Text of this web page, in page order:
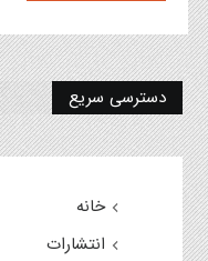
دسترسی سریع
خانه
انتشارات